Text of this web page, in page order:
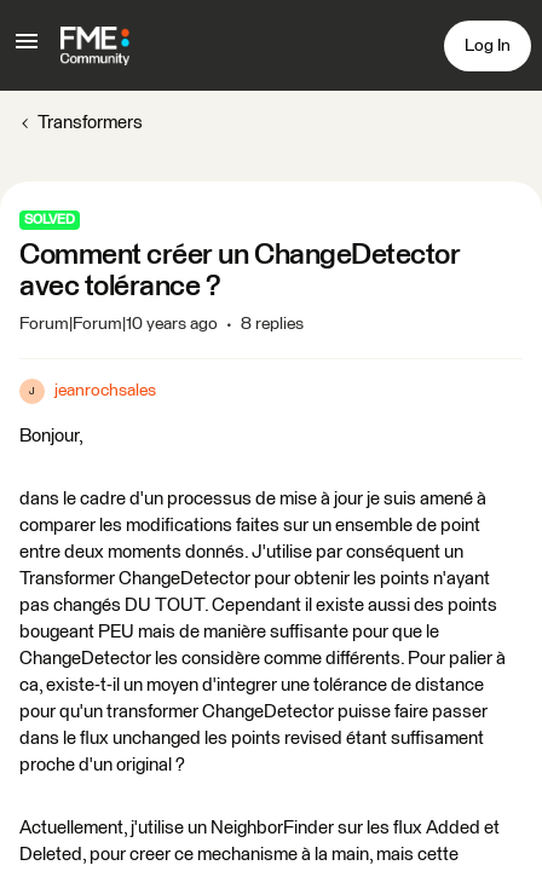
Log In
Transformers
SOLVED
Comment créer un ChangeDetector
avec tolérance ?
Forum|Forum|10 years ago 8 replies
J jeanrochsales
Bonjour,
dans le cadre d'un processus de mise à jour je suis amené à
comparer les modifications faites sur un ensemble de point
entre deux moments donnés. J'utilise par conséquent un
Transformer ChangeDetector pour obtenir les points n'ayant
pas changés DU TOUT. Cependant il existe aussi des points
bougeant PEU mais de manière suffisante pour que le
ChangeDetector les considère comme différents. Pour palier à
ca, existe-t-il un moyen d'integrer une tolérance de distance
pour qu'un transformer ChangeDetector puisse faire passer
dans le flux unchanged les points revised étant suffisament
proche d'un original ?
Actuellement, j'utilise un NeighborFinder sur les flux Added et
Deleted, pour creer ce mechanisme à la main, mais cette